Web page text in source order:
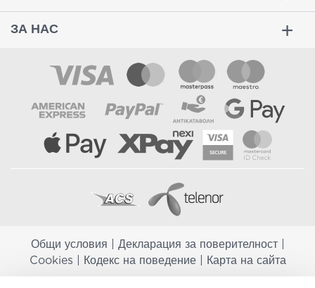
ЗА НАС
Общи условия Декларация за поверителност|
Cookies
Кодекс на поведение| Карта на сайта